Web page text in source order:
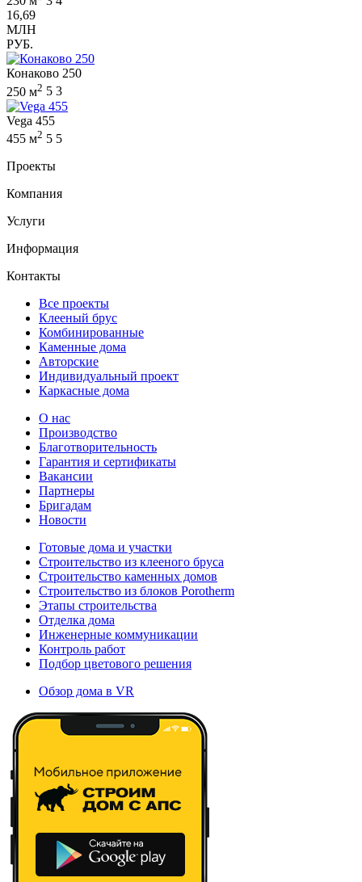
16,69
МЛН
РУБ.
Конаково 250
250 м2 5 3
Vega 455
455 м2 5 5
Проекты
Компания
Услуги
Информация
Контакты
Все проекты
Клееный брус
Комбинированные
Каменные дома
Авторские
Индивидуальный проект
Каркасные дома
О нас
Производство
Благотворительность
Гарантия и сертификаты
Вакансии
Партнеры
Бригадам
Новости
Готовые дома и участки
Строительство из клееного бруса
Строительство каменных домов
Строительство из блоков Porotherm
Этапы строительства
Отделка дома
Инженерные коммуникации
Контроль работ
Подбор цветового решения
Обзор дома в VR